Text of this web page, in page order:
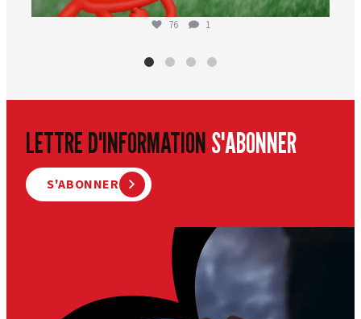
76 1
LETTRE D'INFORMATIONS'ABONNER
S'ABONNER